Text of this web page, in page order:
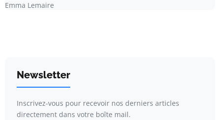
Emma Lemaire
Newsletter
Inscrivez-vous pour recevoir nos derniers articles
directement dans votre boîte mail.